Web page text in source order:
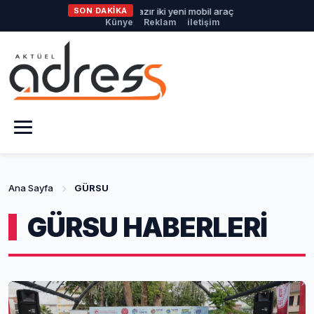
SON DAKİKA
afetlere hazır iki yeni mobil araç İlklerin festivalinde
Künye Reklam iletişim
Ana Sayfa GÜRSU
GÜRSU HABERLERİ